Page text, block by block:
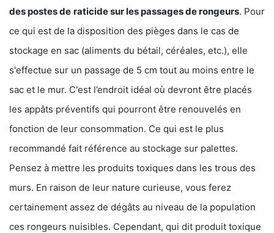
des postes de raticide sur les passages de rongeurs. Pour
ce qui est de la disposition des pièges dans le cas de
stockage en sac (aliments du bétail, céréales, etc.), elle
s'effectue sur un passage de 5 cm tout au moins entre le
sac et le mur. C'est l’endroit idéal où devront être placés
les appâts préventifs qui pourront être renouvelés en
fonction de leur consommation. Ce qui est le plus
recommandé fait référence au stockage sur palettes.
Pensez à mettre les produits toxiques dans les trous des
murs. En raison de leur nature curieuse, vous ferez
certainement assez de dégâts au niveau de la population
ces rongeurs nuisibles. Cependant, qui dit produit toxique